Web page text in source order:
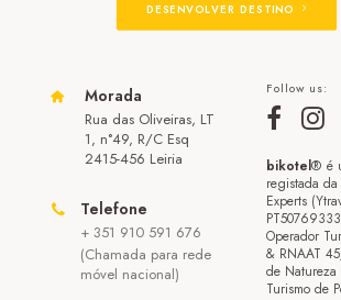
DESENVOLVER DESTINO
Morada
Rua das Oliveiras, LT
1, n°49, R/C Esq
2415-456 Leiria
Telefone
+ 351 910 591 676
(Chamada para rede
móvel nacional)
Follow us:
bikotel® é
registada
Experts
Operador
& RNAAT
de
Turismo de